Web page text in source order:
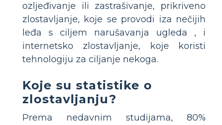
ozljeđivanje ili zastrašivanje, prikriveno
zlostavljanje, koje se provodi iza nečijih
leđa s ciljem narušavanja ugleda , i
internetsko zlostavljanje, koje koristi
tehnologiju za ciljanje nekoga.
Koje su statistike o
zlostavljanju?
Prema nedavnim studijama, 80%